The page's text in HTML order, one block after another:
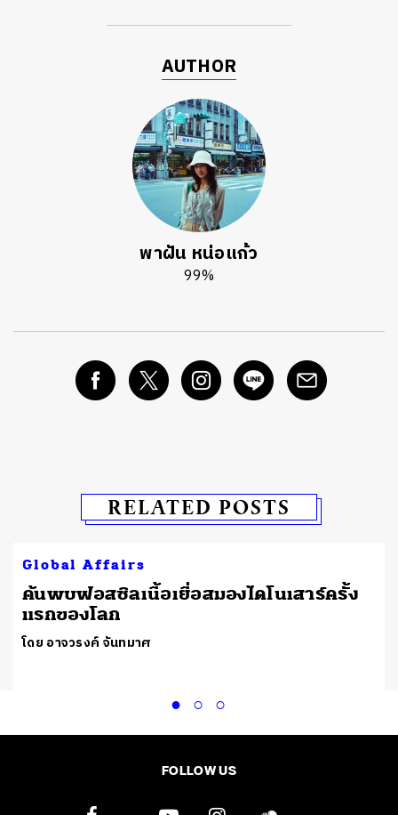
AUTHOR
พาฝัน หน่อแก้ว
99%
RELATED POSTS
Global Affairs
ค้นพบฟอสซิลเนื้อเยื่อสมองไดโนเสาร์ครั้ง
แรกของโลก
โดย อาจวรงค์ จันทมาศ
FOLLOW US